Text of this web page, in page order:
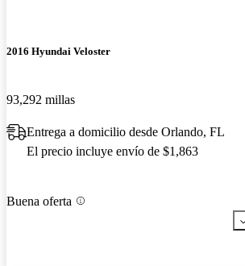
2016 Hyundai Veloster
93,292 millas
Entrega a domicilio desde Orlando, FL
El precio incluye envío de $1,863
Buena oferta